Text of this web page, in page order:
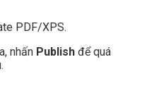
PDF/XPS.
nhấn Publish để quá